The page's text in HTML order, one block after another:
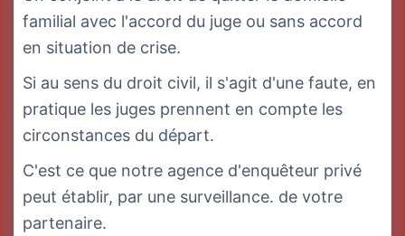
familial avec l'accord du juge ou sans accord
en situation de crise.
Si au sens du droit civil, il s'agit d'une faute, en
pratique les juges prennent en compte les
circonstances du départ.
C'est ce que notre agence d'enquêteur privé
peut établir, par une surveillance. de votre
partenaire.